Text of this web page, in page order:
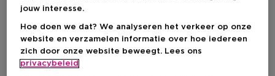
Kies je formaat
jouw interesse.
Hoe doen we dat? We analyseren het verkeer op onze
website en verzamelen informatie over hoe iedereen
zich door onze website beweegt. Lees ons
privacybeleid